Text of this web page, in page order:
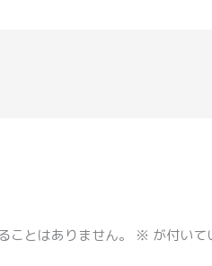
ことはありません。 ※ が付いて